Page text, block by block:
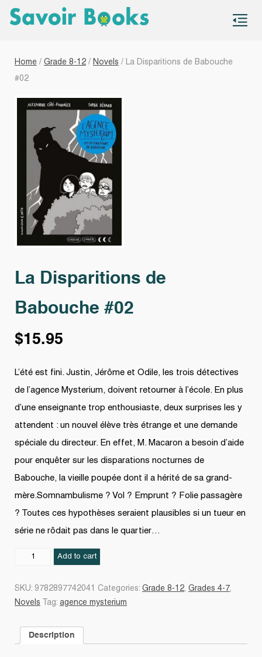
Home / Grade 8-12 / Novels / La Disparitions de Babouche
#02
La Disparitions de
Babouche #02
$15.95
L’été est fini. Justin, Jérôme et Odile, les trois détectives
de l’agence Mysterium, doivent retourner à l’école. En plus
d’une enseignante trop enthousiaste, deux surprises les y
attendent : un nouvel élève très étrange et une demande
spéciale du directeur. En effet, M. Macaron a besoin d’aide
pour enquêter sur les disparations nocturnes de
Babouche, la vieille poupée dont il a hérité de sa grand-
mère.Somnambulisme ? Vol ? Emprunt ? Folie passagère
? Toutes ces hypothèses seraient plausibles si un tueur en
série ne rôdait pas dans le quartier…
Add to cart
SKU: 9782897742041 Categories: Grade 8-12, Grades 4-7,
Novels
Tag: agence mysterium
Description